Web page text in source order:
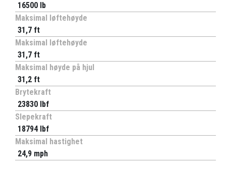
16500 lb
Maksimal løftehøyde
31,7 ft
Maksimal løftehøyde
31,7 ft
Maksimal høyde på hjul
31,2 ft
Brytekraft
23830 lbf
Slepekraft
18794 lbf
Maksimal hastighet
24,9 mph